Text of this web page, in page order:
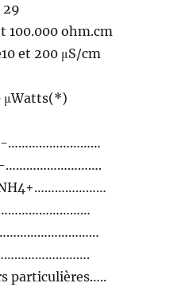
29
100.000 ohm.cm
et 200 μS/cm
μWatts(*)
………………………
……………………….
NH4+…………………
particulières…..